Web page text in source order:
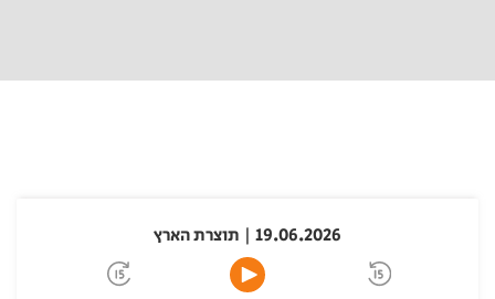
19.06.2026 | תוצרת הארץ